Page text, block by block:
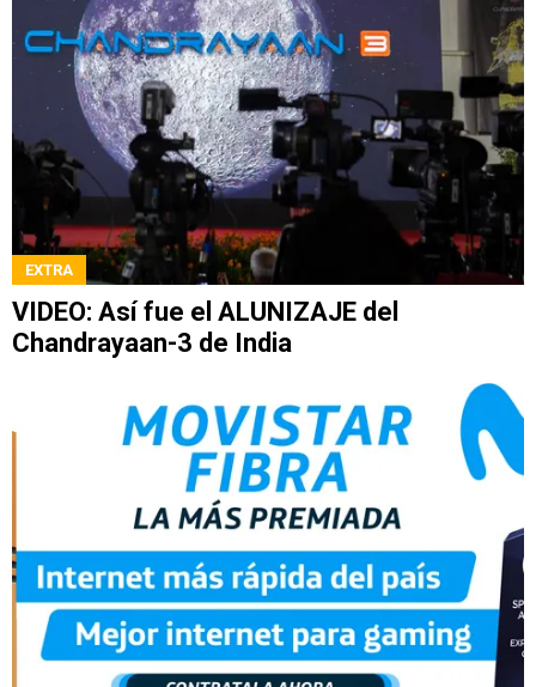
EXTRA
VIDEO: Así fue el ALUNIZAJE del
Chandrayaan-3 de India